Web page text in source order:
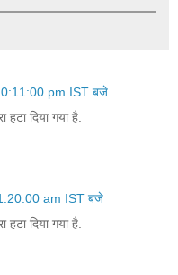
pm IST बजे
हटा दिया गया है.
1:20:00 am IST बजे
हटा दिया गया है.